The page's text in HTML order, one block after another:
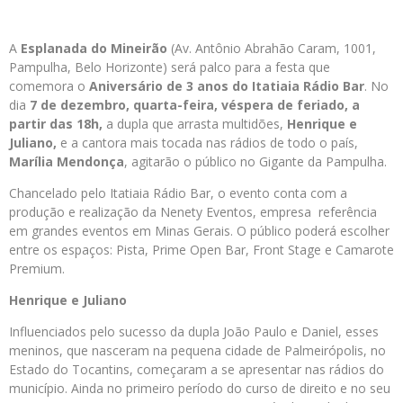
A Esplanada do Mineirão (Av. Antônio Abrahão Caram, 1001,
Pampulha, Belo Horizonte) será palco para a festa que
comemora o Aniversário de 3 anos do Itatiaia Rádio Bar. No
dia 7 de dezembro, quarta-feira, véspera de feriado, a
partir das 18h, a dupla que arrasta multidões, Henrique e
Juliano, e a cantora mais tocada nas rádios de todo o país,
Marília Mendonça, agitarão o público no Gigante da Pampulha.
Chancelado pelo Itatiaia Rádio Bar, o evento conta com a
produção e realização da Nenety Eventos, empresa referência
em grandes eventos em Minas Gerais. O público poderá escolher
entre os espaços: Pista, Prime Open Bar, Front Stage e Camarote
Premium.
Henrique e Juliano
Influenciados pelo sucesso da dupla João Paulo e Daniel, esses
meninos, que nasceram na pequena cidade de Palmeirópolis, no
Estado do Tocantins, começaram a se apresentar nas rádios do
município. Ainda no primeiro período do curso de direito e no seu